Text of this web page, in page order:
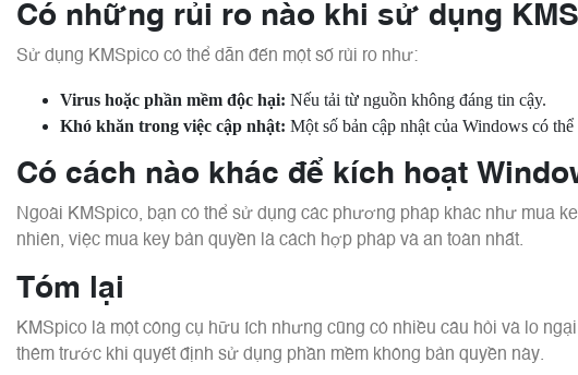
Có những rủi ro nào khi sử dụng
Sử dụng KMSpico có thể dẫn đến một số rủi ro như:
Virus hoặc phần mềm độc hại: Nếu tải từ nguồn không đáng tin cậy.
Khó khăn trong việc cập nhật: Một số bản cập nhật của Windows có
Có cách nào khác để kích hoạt
Ngoài KMSpico, bạn có thể sử dụng các phương pháp khác như mua
nhiên, việc mua key bản quyền là cách hợp pháp và an toàn nhất.
Tóm lại
KMSpico là một công cụ hữu ích nhưng cũng có nhiều câu hỏi và lo
thêm trước khi quyết định sử dụng phần mềm không bản quyền này.